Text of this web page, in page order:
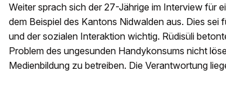
Weiter sprach sich der 27-Jährige im Interview für
dem Beispiel des Kantons Nidwalden aus. Dies sei
und der sozialen Interaktion wichtig. Rüdisüli
Problem des ungesunden Handykonsums nicht
Medienbildung zu betreiben. Die Verantwortung